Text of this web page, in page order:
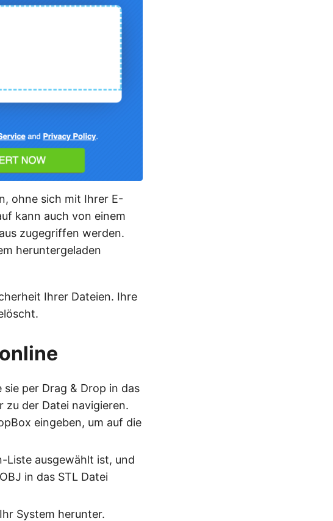
ohne sich mit Ihrer E-
kann auch von einem
zugegriffen werden.
heruntergeladen
Ihrer Dateien. Ihre
per Drag & Drop in das
zu der Datei navigieren.
eingeben, um auf die
Liste ausgewählt ist, und
in das STL Datei
System herunter.